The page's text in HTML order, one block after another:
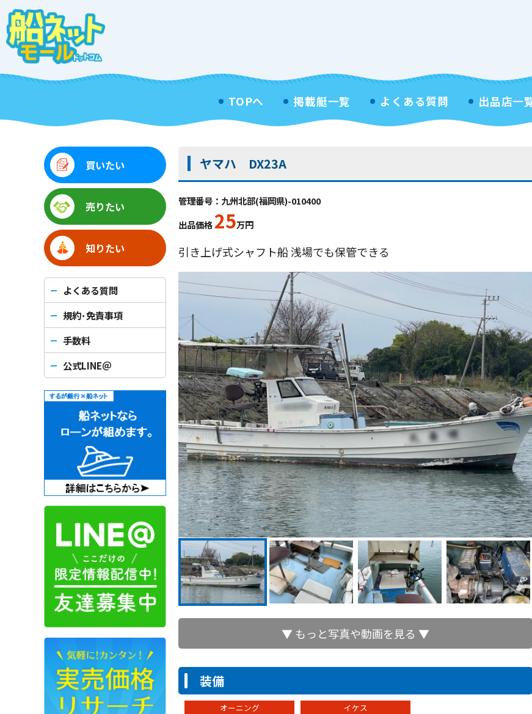
TOPへ 掲載艇一覧 よくある質問 出品店一
ヤマハ DX23A
管理番号：九州北部(福岡県)-010400
出品価格25万円
引き上げ式シャフト船 浅場でも保管できる
▼ もっと写真や動画を見る ▼
装備
オーニング
イケス
買いたい
売りたい
知りたい
よくある質問
規約･免責事項
手数料
公式LINE＠